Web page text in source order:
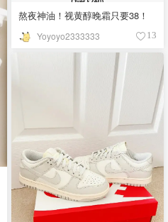
熬夜神油！视黄醇晚霜只要38！
Yoyoyo2333333 13